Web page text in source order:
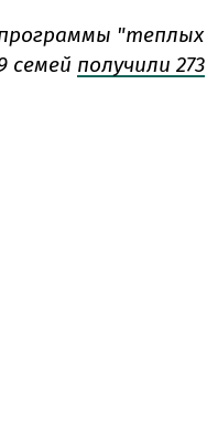
"теплых
семей получили 273